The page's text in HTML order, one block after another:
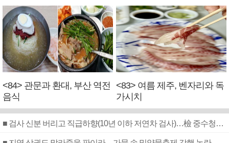
<84> 관문과 환대, 부산 역전
음식
<83> 여름 제주, 벤자리와 독
가시치
■ 검사 신분 버리고 직급하향(10년 이하 저연차 검사)…檢 중수청행 기피